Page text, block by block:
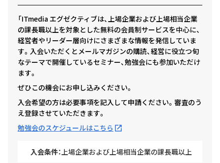
「ITmedia エグゼクティブは、上場企業および上場相当企業
の課長職以上を対象とした無料の会員制サービスを中心に、
経営者やリーダー層向けにさまざまな情報を発信していま
す。入会いただくとメールマガジンの購読、経営に役立つ旬
なテーマで開催しているセミナー、勉強会にも参加いただけ
ます。
ぜひこの機会にお申し込みください。
入会希望の方は必要事項を記入して申請ください。審査のう
え登録させていただきます。
勉強会のスケジュールはこちら
入会条件：上場企業および上場相当企業の課長職以上